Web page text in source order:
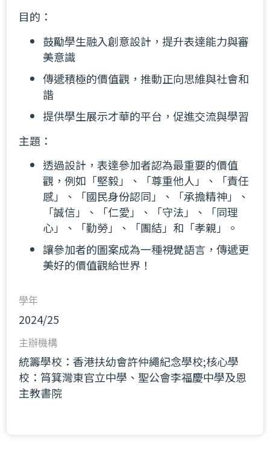
目的：
鼓勵學生融入創意設計，提升表達能力與審
美意識
傳遞積極的價值觀，推動正向思維與社會和
諧
提供學生展示才華的平台，促進交流與學習
主題：
透過設計，表達參加者認為最重要的價值
觀，例如「堅毅」、「尊重他人」、「責任
感」、「國民身份認同」、「承擔精神」、
「誠信」、「仁愛」、「守法」、「同理
心」、「勤勞」、「團結」和「孝親」。
讓參加者的圖案成為一種視覺語言，傳遞更
美好的價值觀給世界！
學年
2024/25
主辦機構
統籌學校：香港扶幼會許仲繩紀念學校;核心學
校：筲箕灣東官立中學、聖公會李福慶中學及恩
主教書院